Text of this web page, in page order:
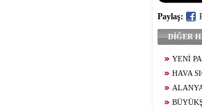
Paylaş:
DİĞER
YENİ
HAVA
DENİZ